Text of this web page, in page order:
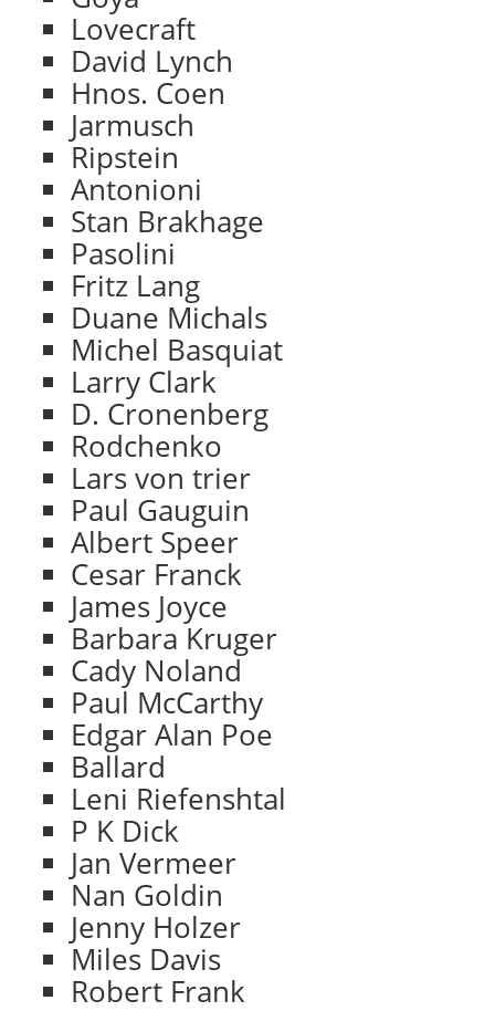
Lovecraft
David Lynch
Hnos. Coen
Jarmusch
Ripstein
Antonioni
Stan Brakhage
Pasolini
Fritz Lang
Duane Michals
Michel Basquiat
Larry Clark
D. Cronenberg
Rodchenko
Lars von trier
Paul Gauguin
Albert Speer
Cesar Franck
James Joyce
Barbara Kruger
Cady Noland
Paul McCarthy
Edgar Alan Poe
Ballard
Leni Riefenshtal
P K Dick
Jan Vermeer
Nan Goldin
Jenny Holzer
Miles Davis
Robert Frank